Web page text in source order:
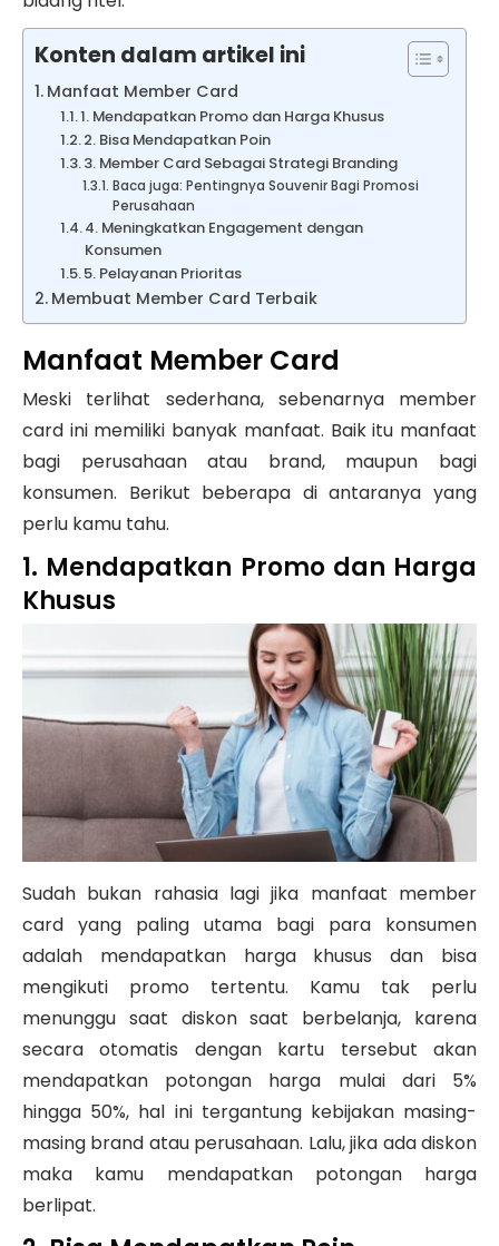
Konten dalam artikel ini
Manfaat Member Card
1. Mendapatkan Promo dan Harga Khusus
2. Bisa Mendapatkan Poin
3. Member Card Sebagai Strategi Branding
Baca juga: Pentingnya Souvenir Bagi Promosi
Perusahaan
4. Meningkatkan Engagement dengan
Konsumen
5. Pelayanan Prioritas
Membuat Member Card Terbaik
Manfaat Member Card
Meski terlihat sederhana, sebenarnya member
card ini memiliki banyak manfaat. Baik itu manfaat
bagi perusahaan atau brand, maupun bagi
konsumen. Berikut beberapa di antaranya yang
perlu kamu tahu.
1. Mendapatkan Promo dan Harga
Khusus
Sudah bukan rahasia lagi jika manfaat member
card yang paling utama bagi para konsumen
adalah mendapatkan harga khusus dan bisa
mengikuti promo tertentu. Kamu tak perlu
menunggu saat diskon saat berbelanja, karena
secara otomatis dengan kartu tersebut akan
mendapatkan potongan harga mulai dari 5%
hingga 50%, hal ini tergantung kebijakan masing-
masing brand atau perusahaan. Lalu, jika ada diskon
maka kamu mendapatkan potongan harga
berlipat.